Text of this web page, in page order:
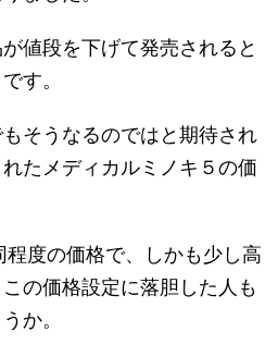
値段を下げて発売されると
す。
そうなるのではと期待され
たメディカルミノキ５の価
程度の価格で、しかも少し高
の価格設定に落胆した人も
か。